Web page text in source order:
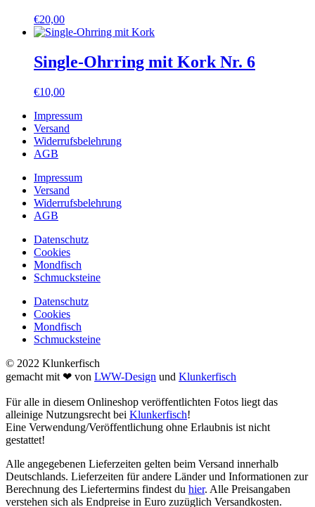
€20,00
Single-Ohrring mit Kork Nr. 6
€10,00
Impressum
Versand
Widerrufsbelehrung
AGB
Impressum
Versand
Widerrufsbelehrung
AGB
Datenschutz
Cookies
Mondfisch
Schmucksteine
Datenschutz
Cookies
Mondfisch
Schmucksteine
© 2022 Klunkerfisch
gemacht mit ❤ von LWW-Design und Klunkerfisch
Für alle in diesem Onlineshop veröffentlichten Fotos liegt das
alleinige Nutzungsrecht bei Klunkerfisch!
Eine Verwendung/Veröffentlichung ohne Erlaubnis ist nicht
gestattet!
Alle angegebenen Lieferzeiten gelten beim Versand innerhalb
Deutschlands. Lieferzeiten für andere Länder und Informationen zur
Berechnung des Liefertermins findest du hier. Alle Preisangaben
verstehen sich als Endpreise in Euro zuzüglich Versandkosten.